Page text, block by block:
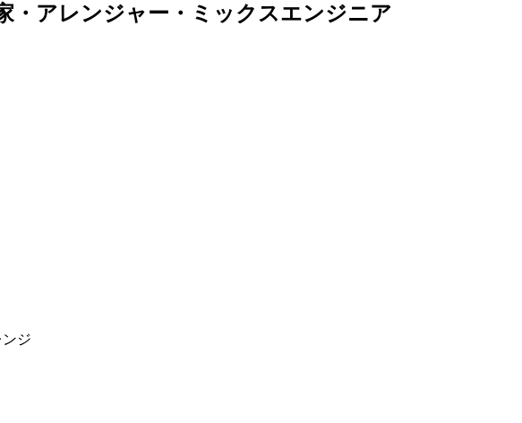
・アレンジャー・ミックスエンジニア
ジ